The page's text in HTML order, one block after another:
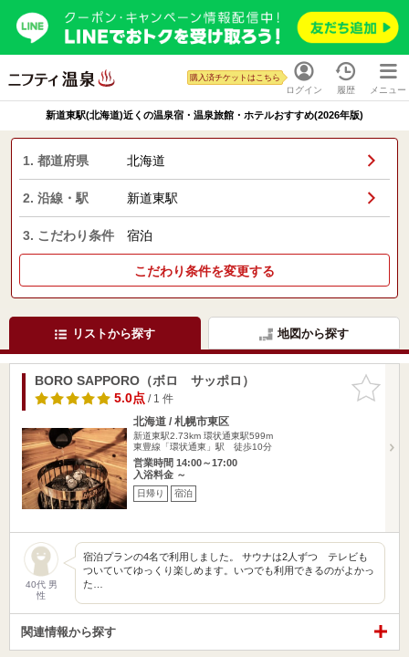
ログイン
購入済チケットはこちら
履歴 メニュー
新道東駅(北海道)近くの温泉宿・温泉旅館・ホテルおすすめ(2026年版)
1. 都道府県 北海道
2. 沿線・駅 新道東駅
3. こだわり条件 宿泊
こだわり条件を変更する
リストから探す 地図から探す
お気に入
りに追加
BORO SAPPORO（ボロ サッポロ）
5.0点/ 1 件
北海道 / 札幌市東区
新道東駅2.73km 環状通東駅599m
東豊線「環状通東」駅 徒歩10分
営業時間 14:00～17:00
入浴料金 ～
日帰り 宿泊
40代 男
性
宿泊プランの4名で利用しました。 サウナは2人ずつ テレビも
ついていてゆっくり楽しめます。いつでも利用できるのがよかっ
た…
関連情報から探す